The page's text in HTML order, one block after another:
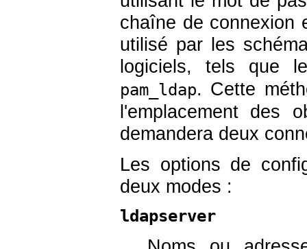
chaîne de connexion
utilisé par les
logiciels, tels que
pam_ldap. Cette
l'emplacement des
demandera deux
Les options de
deux modes :
ldapserver